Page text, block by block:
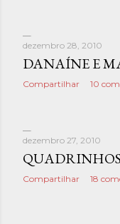
dezembro 28, 2010
DANAÍNE E
Compartilhar 10
dezembro 27, 2010
Compartilhar 18